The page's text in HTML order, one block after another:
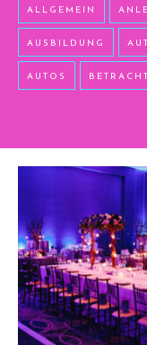
ALLGEMEIN
AUSBILDUNG
AUTOS